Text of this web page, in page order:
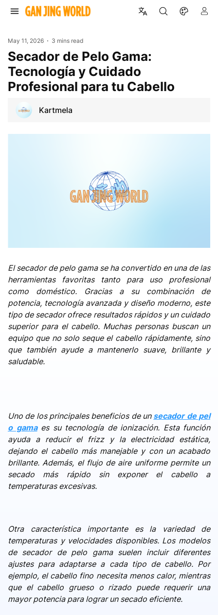
May 11, 2026 3 mins read
Secador de Pelo Gama:
Tecnología y Cuidado
Profesional para tu Cabello
Kartmela
El secador de pelo gama se ha convertido en una de las
herramientas favoritas tanto para uso profesional
como doméstico. Gracias a su combinación de
potencia, tecnología avanzada y diseño moderno, este
tipo de secador ofrece resultados rápidos y un cuidado
superior para el cabello. Muchas personas buscan un
equipo que no solo seque el cabello rápidamente, sino
que también ayude a mantenerlo suave, brillante y
saludable.
Uno de los principales beneficios de un secador de pel
o gamaes su tecnología de ionización. Esta función
ayuda a reducir el frizz y la electricidad estática,
dejando el cabello más manejable y con un acabado
brillante. Además, el flujo de aire uniforme permite un
secado más rápido sin exponer el cabello a
temperaturas excesivas.
Otra característica importante es la variedad de
temperaturas y velocidades disponibles. Los modelos
de secador de pelo gama suelen incluir diferentes
ajustes para adaptarse a cada tipo de cabello. Por
ejemplo, el cabello fino necesita menos calor, mientras
que el cabello grueso o rizado puede requerir una
mayor potencia para lograr un secado eficiente.